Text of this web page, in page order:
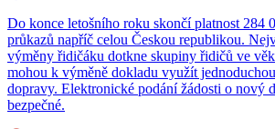
Do konce letošního roku skončí platnost 284
průkazů napříč celou Českou republikou.
výměny řidičáku dotkne skupiny řidičů ve
mohou k výměně dokladu využít
dopravy. Elektronické podání žádosti o nový
bezpečné.